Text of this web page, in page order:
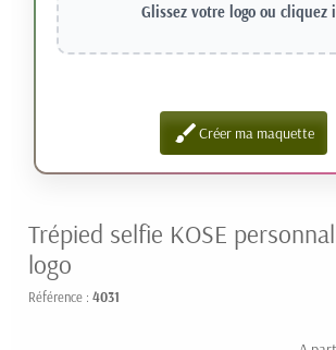
Glissez votre logo ou cliquez
brushCréer ma maquette
Trépied selfie KOSE
logo
Référence : 4031